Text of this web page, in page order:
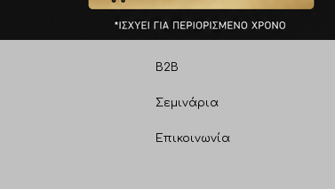
Η Εταιρεία
B2B
Σεμινάρια
Επικοινωνία